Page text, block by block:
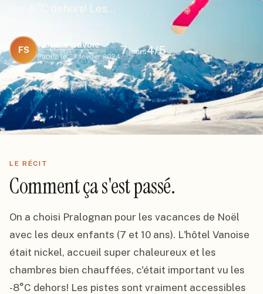
les -8°C dehors! Les…
FS
famille-savoie
Publié le 27 février 2024
7jours4/5
LE RÉCIT
Comment ça s'est passé.
On a choisi Pralognan pour les vacances de Noël
avec les deux enfants (7 et 10 ans). L'hôtel Vanoise
était nickel, accueil super chaleureux et les
chambres bien chauffées, c'était important vu les
-8°C dehors! Les pistes sont vraiment accessibles